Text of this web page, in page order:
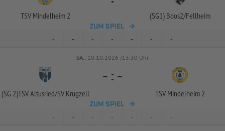
TSV Mindelheim 2 (SG1) Boos2/Fellheim
ZUM SPIEL
- - - - - - -
SA.. 10.10.2026 /13:30 Uhr
(SG 2)TSV Altusried/SV Krugzell
- : -
TSV Mindelheim 2
ZUM SPIEL
- - - - - - -